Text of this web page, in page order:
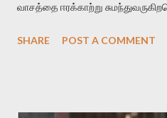
வாசத்தை ஈரக்காற்று
கொழுமுகை இரும்பனம்
SHARE POST A COMMENT